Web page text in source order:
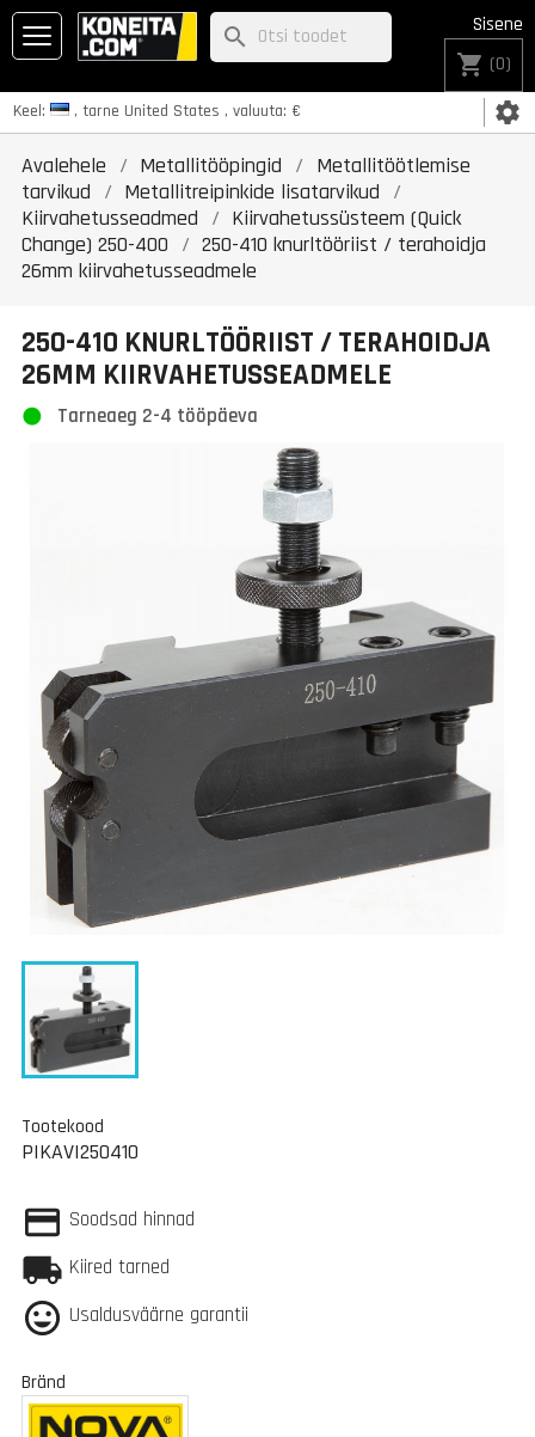
Keel: , tarne United States , valuuta: € settings
Sisene
shopping_cart (0)
search
Avalehele Metallitööpingid
Metallitöötlemise
tarvikud
Metallitreipinkide lisatarvikud
Kiirvahetusseadmed
Kiirvahetussüsteem (Quick
Change) 250-400
250-410 knurltööriist / terahoidja
26mm kiirvahetusseadmele
250-410 KNURLTÖÖRIIST / TERAHOIDJA
26MM KIIRVAHETUSSEADMELE
Tarneaeg 2-4 tööpäeva
Tootekood
PIKAVI250410
Soodsad hinnad
Kiired tarned
Usaldusväärne garantii
Bränd